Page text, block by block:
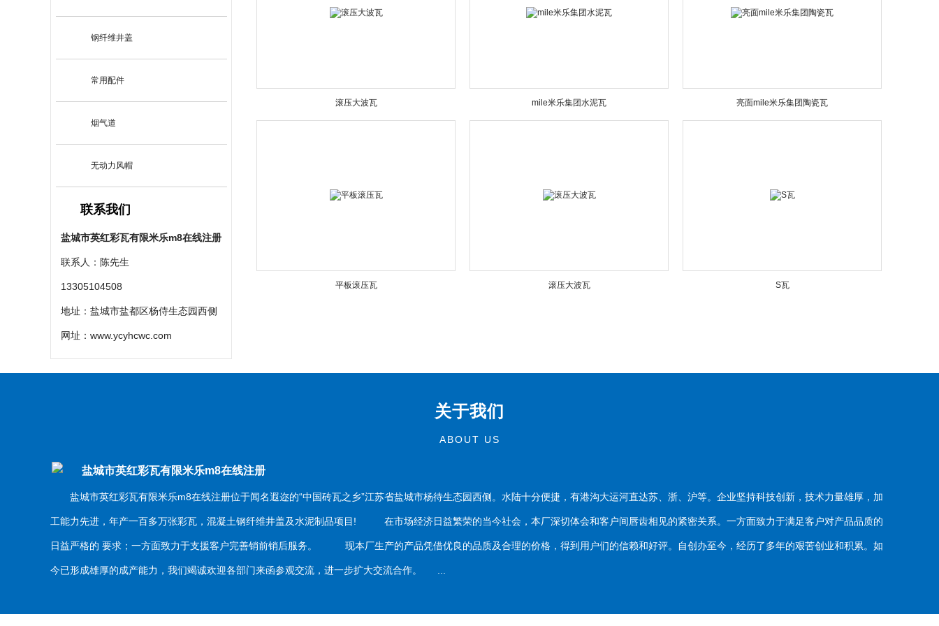
钢纤维井盖
常用配件
烟气道
无动力风帽
联系我们
盐城市英红彩瓦有限米乐m8在线注册
联系人：陈先生
13305104508
地址：盐城市盐都区杨侍生态园西侧
网址： www.ycyhcwc.com
滚压大波瓦 mile米乐集团水泥瓦 亮面mile米乐集团陶瓷瓦
平板滚压瓦 滚压大波瓦 S瓦
关于我们
ABOUT US
盐城市英红彩瓦有限米乐m8在线注册
盐城市英红彩瓦有限米乐m8在线注册位于闻名遐迩的“中国砖瓦之乡”江苏省盐城市杨待生态园西侧。水陆十分便捷，有港沟大运河直达苏、浙、沪等。企业坚持科技创新，技术力量雄厚，加
工能力先进，年产一百多万张彩瓦，混凝土钢纤维井盖及水泥制品项目! 在市场经济日益繁荣的当今社会，本厂深切体会和客户间唇齿相见的紧密关系。一方面致力于满足客户对产品品质的
日益严格的 要求；一方面致力于支援客户完善销前销后服务。 现本厂生产的产品凭借优良的品质及合理的价格，得到用户们的信赖和好评。自创办至今，经历了多年的艰苦创业和积累。如
今已形成雄厚的成产能力，我们竭诚欢迎各部门来函参观交流，进一步扩大交流合作。 ...